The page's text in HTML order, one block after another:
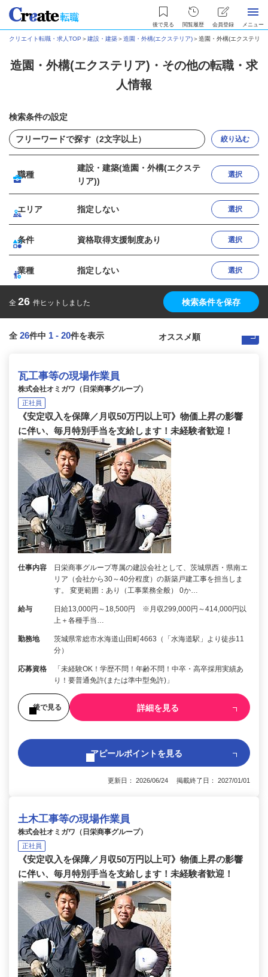
後で見る 閲覧履歴 会員登録 メニュー
クリエイト転職・求人TOP ＞建設・建築＞造園・外構(エクステリア)＞造園・外構(エクステリ
造園・外構(エクステリア)・その他の転職・求
人情報
検索条件の設定
絞り込む
職種
建設・建築(造園・外構(エクステ
リア))
選択
エリア 指定しない 選択
条件 資格取得支援制度あり 選択
業種 指定しない 選択
全 26 件ヒットしました 検索条件を保存
全 26件中 1 - 20件を表示
瓦工事等の現場作業員
株式会社オミガワ（日栄商事グループ）
正社員
《安定収入を保障／月収50万円以上可》物価上昇の影響
に伴い、毎月特別手当を支給します！未経験者歓迎！
仕事内容
日栄商事グループ専属の建設会社として、茨城県西・県南エ
リア（会社から30～40分程度）の新築戸建工事を担当しま
す。 変更範囲：あり（工事業務全般） 0か…
給与
日給13,000円～18,500円 ※月収299,000円～414,000円以
上＋各種手当…
勤務地
茨城県常総市水海道山田町4663（「水海道駅」より徒歩11
分）
応募資格
「未経験OK！学歴不問！年齢不問！中卒・高卒採用実績あ
り！要普通免許(または準中型免許)」
後で見る 詳細を見る
アピールポイントを見る
更新日： 2026/06/24 掲載終了日： 2027/01/01
土木工事等の現場作業員
株式会社オミガワ（日栄商事グループ）
正社員
《安定収入を保障／月収50万円以上可》物価上昇の影響
に伴い、毎月特別手当を支給します！未経験者歓迎！